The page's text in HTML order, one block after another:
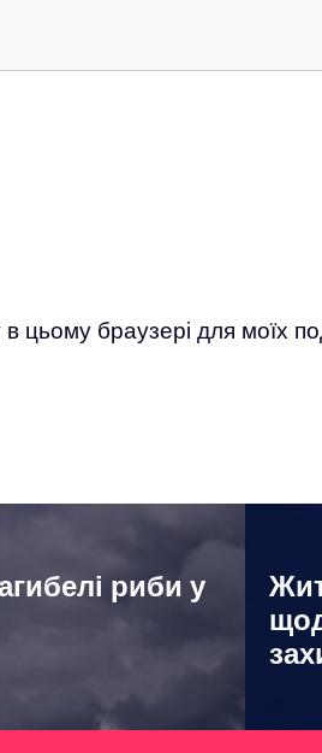
цьому браузері для моїх
риби у